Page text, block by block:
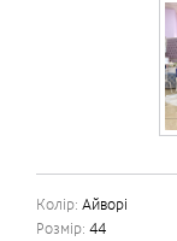
Колір: Айворі
Розмір: 44